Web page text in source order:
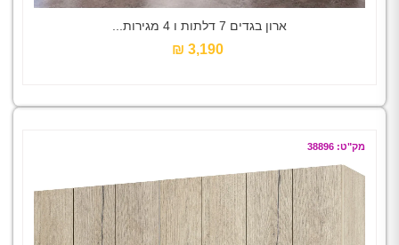
ארון בגדים 7 דלתות ו 4 מגירות...
3,190 ₪‎
מק"ט: 38896